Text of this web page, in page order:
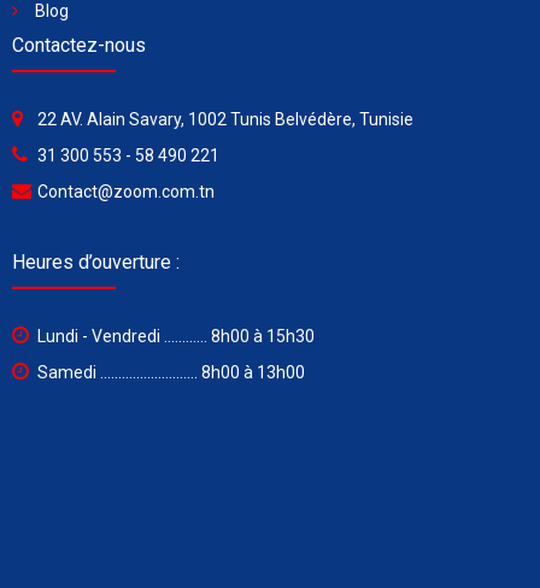
Blog
Contactez-nous
22 AV. Alain Savary, 1002 Tunis Belvédère, Tunisie
31 300 553 - 58 490 221
Contact@zoom.com.tn
Heures d’ouverture :
Lundi - Vendredi ............ 8h00 à 15h30
Samedi ........................... 8h00 à 13h00